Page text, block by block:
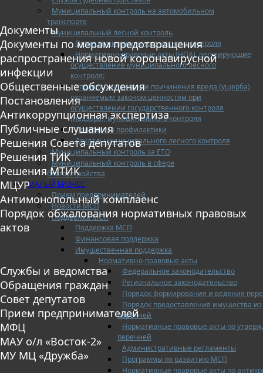
Муниципальный контроль на автомобильном
транспорте
Муниципальный лесной контроль
Орган муниципального лесного контроля
Нормативно-правовые акты (НПА), регулирующие
осуществление муниципального лесного
контроля:
Управление рисками причинения вреда (ущерба)
охраняемым законом ценностям при
осуществлении государственного контроля
(надзора), муниципального контроля
Программа профилактики
Доклады муниципального лесного контроля
Муниципальный контроль за ЕТО
Муниципальный контроль в сфере
благоустройства
МАЛЫЙ БИЗНЕС
Прием предпринимателей
Новости МСП
Поддержка МСП
Поддержка МСП
Финансовая поддержка
Имущественная поддержка
Нормативно-правовые акты
Федеральное законодательство
Региональное законодательство
Порядок формирования и ведения
Порядок предоставления имущества из
перечней
Нормативные правовые акты по
перечней
Административные регламенты
Программы по развитию МСП
Нормативные правовые акты по
Документы
Документы по мерам предотвращения
распространения новой коронавирусной
инфекции
Общественные обсуждения
Постановления
Антикоррупционная экспертиза
Публичные слушания
Решения Совета депутатов
Решения ТИК
Решения МТИК
МЦУР
Антимонопольный комплаенс
Порядок обжалования нормативных правовых
актов
Службы и ведомства
Обращения граждан
Совет депутатов
Прием предпринимателей
МФЦ
МАУ о/л «Восток-2»
МУ МЦ «Дружба»